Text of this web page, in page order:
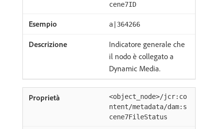
cene7ID
a|364266
Indicatore generale che
il nodo è collegato a
Dynamic Media.
<object_node>/jcr:co
ntent/metadata/dam:s
cene7FileStatus